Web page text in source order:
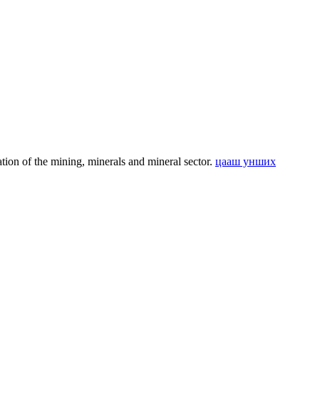
of the mining, minerals and mineral sector. цааш унших